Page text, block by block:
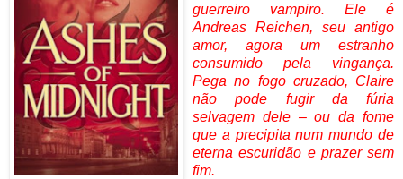
guerreiro vampiro. Ele é
Andreas Reichen, seu antigo
amor, agora um estranho
consumido pela vingança.
Pega no fogo cruzado, Claire
não pode fugir da fúria
selvagem dele – ou da fome
que a precipita num mundo de
eterna escuridão e prazer sem
fim.